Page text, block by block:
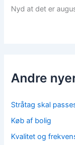
Nyd at det er
Andre
Stråtag skal
Køb af bolig
Kvalitet og